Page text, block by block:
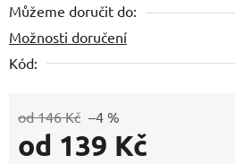
Můžeme doručit do:
Možnosti doručení
Kód:
od 146 Kč –4 %
od 139 Kč